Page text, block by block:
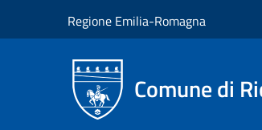
Regione Emilia-Romagna
Comune di